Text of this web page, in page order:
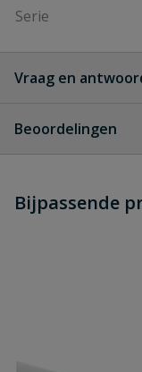
Serie
Vraag en
Beoordelingen
Schrijf zelf
Bijpassende